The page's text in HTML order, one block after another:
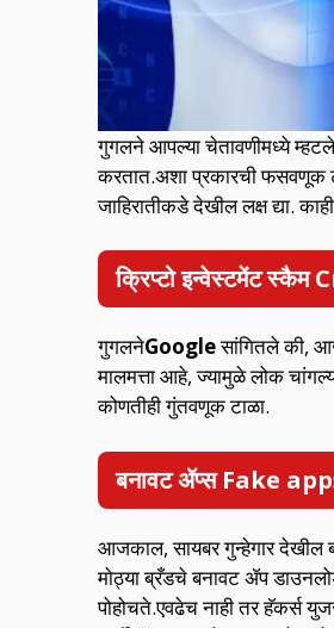
गुगलने आपल्या चेतावणीमध्ये
करतात.अशा प्रकारची फसवणूक
जाहिरातीकडे देखील लक्ष द्या.
क्रिप्टो इन्वेस्टमेंट
गुगलनेGoogleसांगितले की,
मालमत्ता आहे, ज्यामुळे लोक
कोणतीही गुंतवणूक टाळा.
बनावट ॲप्स Fake
आजकाल, सायबर गुन्हेगार देखील
मोठ्या ब्रँडचे बनावट ॲप
पोहोचते.एवढेच नाही तर हॅकर्स